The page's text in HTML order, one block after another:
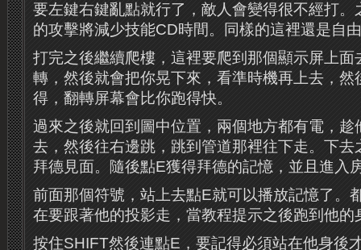
要左鍵右鍵亂點就行了，敵人會變得很不經打。
的攻擊將減少技能CD時間。同樣的這裡還是自
打完之後繼續爬樓，這裡要爬到那個顯示屏上面
轉，然後就會把你晃下來，看準時機再上去，然
得，翻轉屏幕會比你跑得快。
過來之後就回到圖中位置，兩個地方都有電，趁
去，然後往右邊跳，跳到管道那裡往下走。下去
拜德見面。隨後點E獲得拜德的記憶，並且進入
前面那個符號，站上去點E就可以播放記憶了。
在要跟著他的投影走，當教程提示之後跑到他的
按住SHIFT然後連點E，要記得必須站在他身後